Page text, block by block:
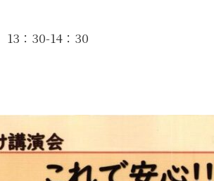
13：30-14：30